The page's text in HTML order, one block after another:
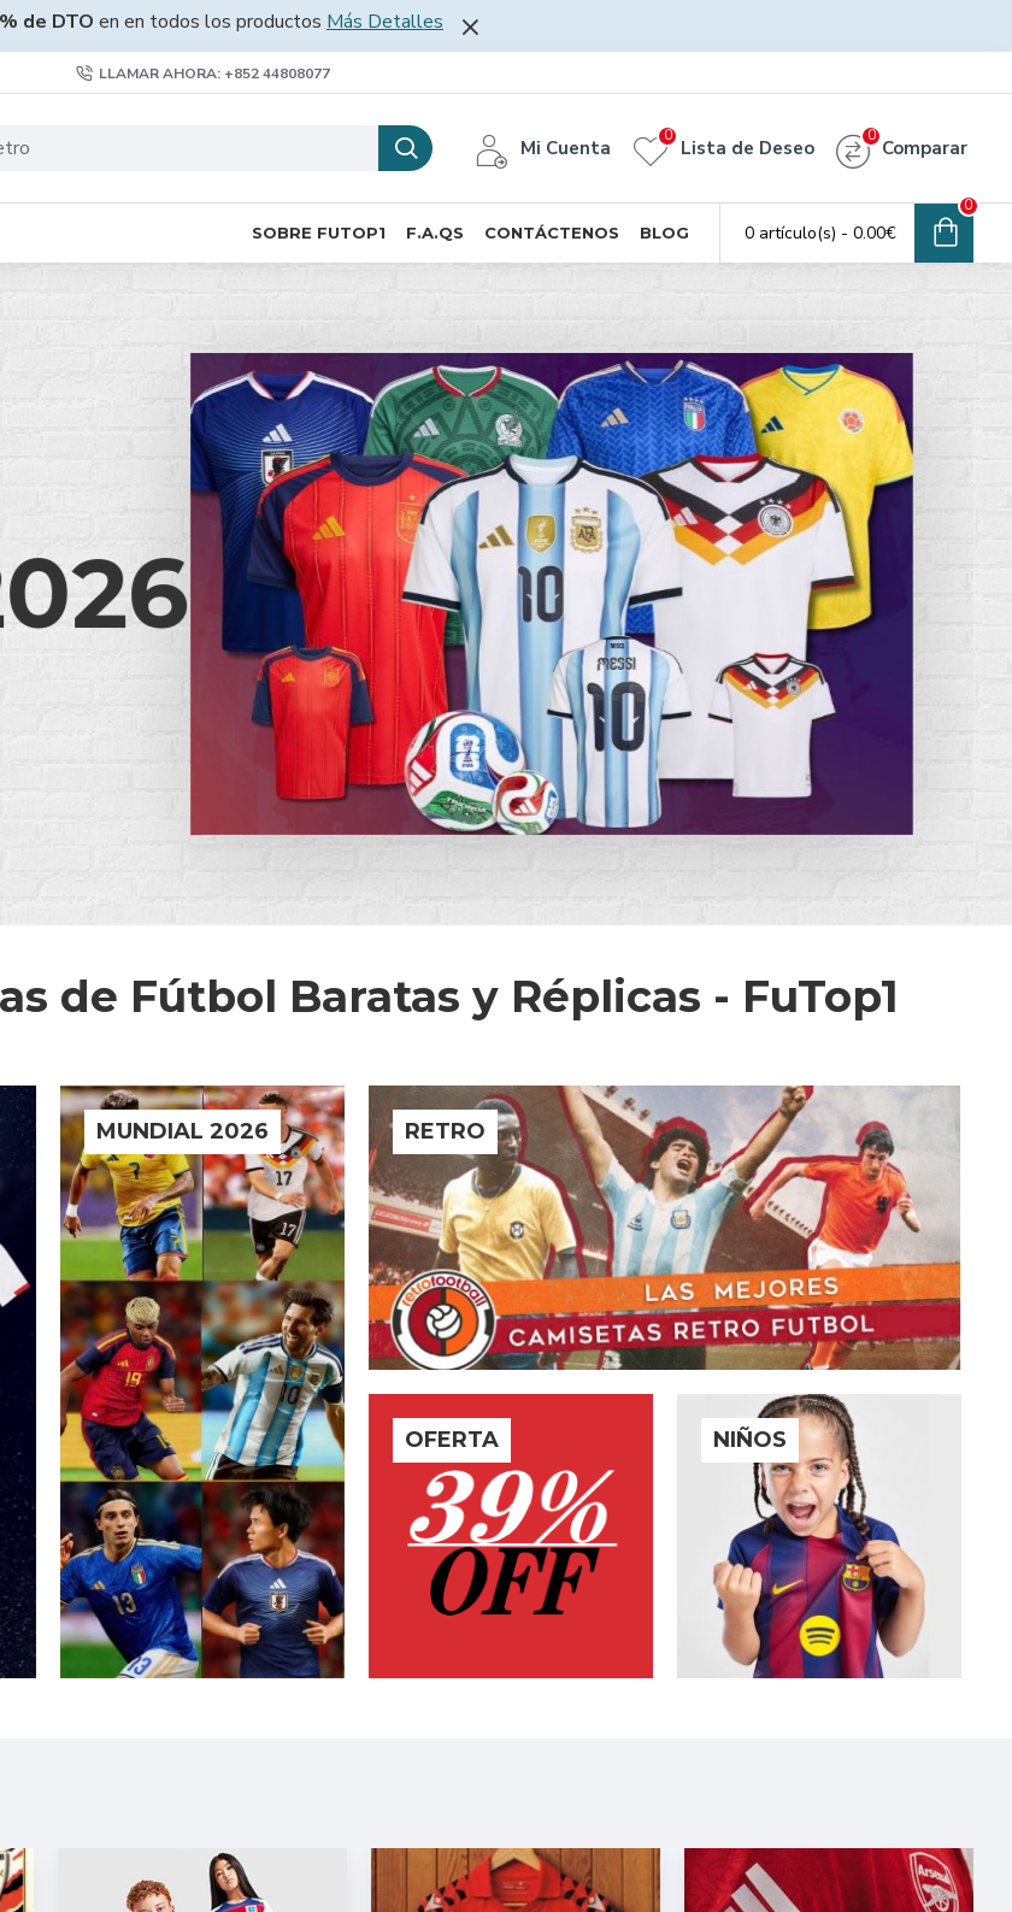
de DTO en en todos los productos Más Detalles
LLAMAR AHORA: +852 44808077
Mi Cuenta Lista de Deseo
0
Comparar
0
SOBRE FUTOP1 F.A.QS CONTÁCTENOS BLOG 0 artículo(s) - 0.00€
0
de Fútbol Baratas y Réplicas - FuTop1
MUNDIAL 2026 RETRO
OFERTA NIÑOS